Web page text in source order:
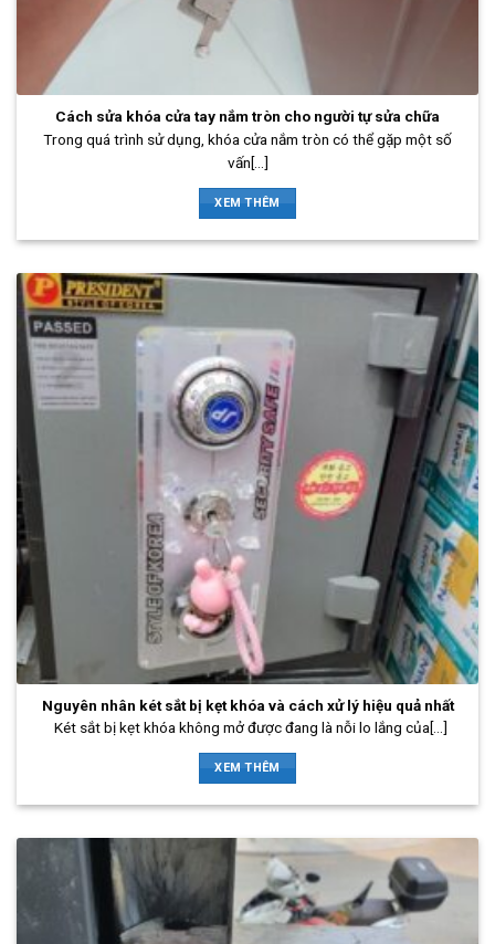
Cách sửa khóa cửa tay nắm tròn cho người tự sửa chữa
Trong quá trình sử dụng, khóa cửa nắm tròn có thể gặp một số
vấn[...]
XEM THÊM
Nguyên nhân két sắt bị kẹt khóa và cách xử lý hiệu quả nhất
Két sắt bị kẹt khóa không mở được đang là nỗi lo lắng của[...]
XEM THÊM